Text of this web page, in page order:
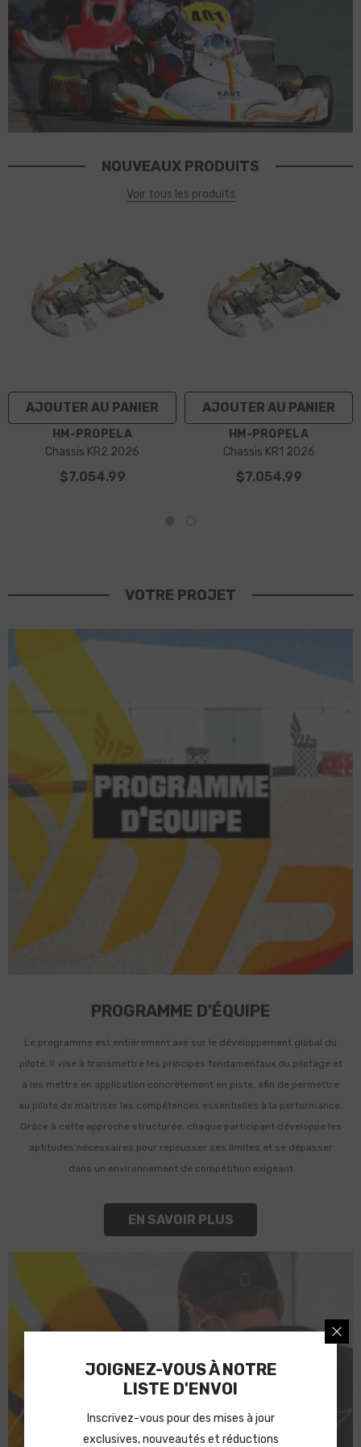
NOUVEAUX PRODUITS
Voir tous les produits
AJOUTER AU PANIER
DISTRIBUTEUR :
HM-PROPELA
Chassis KR2 2026
$7,054.99
AJOUTER AU PANIER
DISTRIBUTEUR :
HM-PROPELA
Chassis KR1 2026
$7,054.99
VOTRE PROJET
PROGRAMME D'ÉQUIPE
Le programme est entièrement axé sur le développement global du
pilote. Il vise à transmettre les principes fondamentaux du pilotage et
à les mettre en application concrètement en piste, afin de permettre
au pilote de maîtriser les compétences essentielles à la performance.
Grâce à cette approche structurée, chaque participant développe les
aptitudes nécessaires pour repousser ses limites et se dépasser
dans un environnement de compétition exigeant
EN SAVOIR PLUS
JOIGNEZ-VOUS À NOTRE
LISTE D'ENVOI
Inscrivez-vous pour des mises à jour
exclusives, nouveautés et réductions